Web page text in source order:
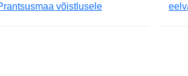
võistlusele